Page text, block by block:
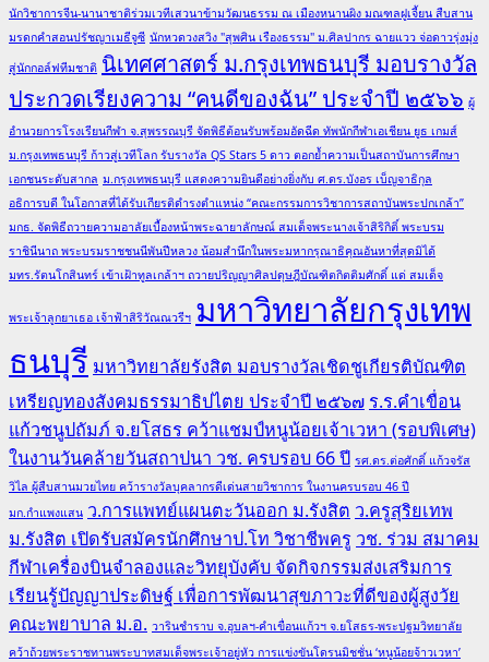
นักวิชาการจีน-นานาชาติร่วมเวทีเสวนาข้ามวัฒนธรรม ณ เมืองหนานผิง มณฑลฝูเจี้ยน สืบสาน
มรดกคำสอนปรัชญาเมธีจูซี นักหวดวงสวิง "สุพศิน เรืองธรรม" ม.ศิลปากร ฉายแวว จ่อดาวรุ่งมุ่ง
สู่นักกอล์ฟทีมชาติ นิเทศศาสตร์ ม.กรุงเทพธนบุรี มอบรางวัล
ประกวดเรียงความ “คนดีของฉัน” ประจำปี ๒๕๖๖ ผู้
อำนวยการโรงเรียนกีฬา จ.สุพรรณบุรี จัดพิธีต้อนรับพร้อมอัดฉีด ทัพนักกีฬาเอเชียน ยูธ เกมส์
ม.กรุงเทพธนบุรี ก้าวสู่เวทีโลก รับรางวัล QS Stars 5 ดาว ตอกย้ำความเป็นสถาบันการศึกษา
เอกชนระดับสากล ม.กรุงเทพธนบุรี แสดงความยินดีอย่างยิ่งกับ ศ.ดร.บังอร เบ็ญจาธิกุล
อธิการบดี ในโอกาสที่ได้รับเกียรติดำรงตำแหน่ง “คณะกรรมการวิชาการสถาบันพระปกเกล้า”
มกธ. จัดพิธีถวายความอาลัยเบื้องหน้าพระฉายาลักษณ์ สมเด็จพระนางเจ้าสิริกิติ์ พระบรม
ราชินีนาถ พระบรมราชชนนีพันปีหลวง น้อมสำนึกในพระมหากรุณาธิคุณอันหาที่สุดมิได้
มทร.รัตนโกสินทร์ เข้าเฝ้าทูลเกล้าฯ ถวายปริญญาศิลปดุษฎีบัณฑิตกิตติมศักดิ์ แด่ สมเด็จ
พระเจ้าลูกยาเธอ เจ้าฟ้าสิริวัณณวรีฯ มหาวิทยาลัยกรุงเทพ
ธนบุรี มหาวิทยาลัยรังสิต มอบรางวัลเชิดชูเกียรติบัณฑิต
เหรียญทองสังคมธรรมาธิปไตย ประจำปี ๒๕๖๗ ร.ร.คำเขื่อน
แก้วชนูปถัมภ์ จ.ยโสธร คว้าแชมป์หนูน้อยเจ้าเวหา (รอบพิเศษ)
ในงานวันคล้ายวันสถาปนา วช. ครบรอบ 66 ปี รศ.ดร.ต่อศักดิ์ แก้วจรัส
วิไล ผู้สืบสานมวยไทย คว้ารางวัลบุคลากรดีเด่นสายวิชาการ ในงานครบรอบ 46 ปี
มก.กำแพงแสน ว.การแพทย์แผนตะวันออก ม.รังสิต ว.ครูสุริยเทพ
ม.รังสิต เปิดรับสมัครนักศึกษาป.โท วิชาชีพครู วช. ร่วม สมาคม
กีฬาเครื่องบินจำลองและวิทยุบังคับ จัดกิจกรรมส่งเสริมการ
เรียนรู้ปัญญาประดิษฐ์ เพื่อการพัฒนาสุขภาวะที่ดีของผู้สูงวัย
คณะพยาบาล ม.อ. วารินชำราบ จ.อุบลฯ-คำเขื่อนแก้วฯ จ.ยโสธร-พระปฐมวิทยาลัย
คว้าถ้วยพระราชทานพระบาทสมเด็จพระเจ้าอยู่หัว การแข่งขันโดรนมิชชั่น ‘หนูน้อยจ้าวเวหา’